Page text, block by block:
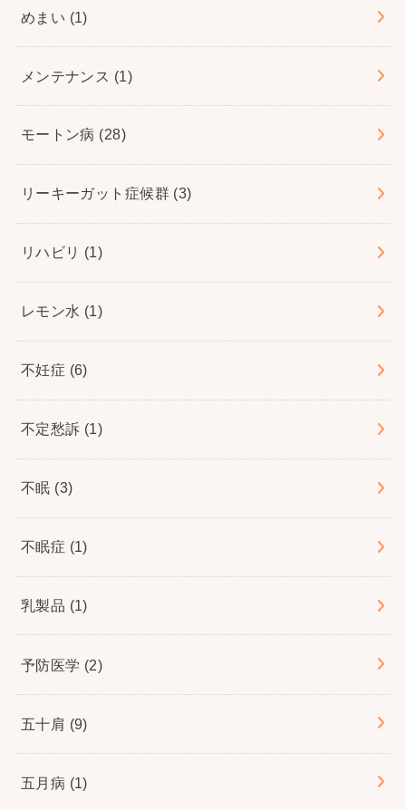
めまい (1)
メンテナンス (1)
モートン病 (28)
リーキーガット症候群 (3)
リハビリ (1)
レモン水 (1)
不妊症 (6)
不定愁訴 (1)
不眠 (3)
不眠症 (1)
乳製品 (1)
予防医学 (2)
五十肩 (9)
五月病 (1)